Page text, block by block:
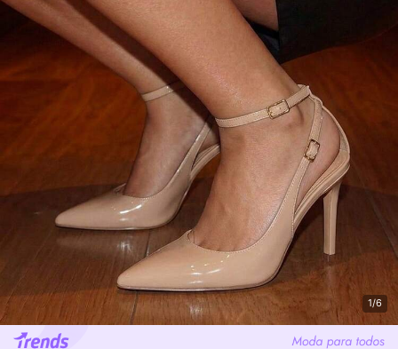
1/6